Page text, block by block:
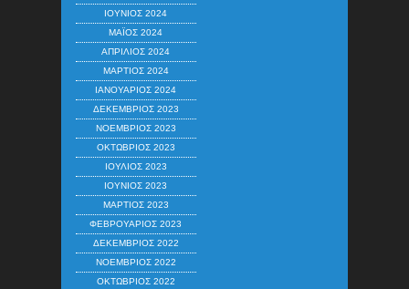
ΙΟΎΝΙΟΣ 2024
ΜΆΙΟΣ 2024
ΑΠΡΊΛΙΟΣ 2024
ΜΆΡΤΙΟΣ 2024
ΙΑΝΟΥΆΡΙΟΣ 2024
ΔΕΚΈΜΒΡΙΟΣ 2023
ΝΟΈΜΒΡΙΟΣ 2023
ΟΚΤΏΒΡΙΟΣ 2023
ΙΟΎΛΙΟΣ 2023
ΙΟΎΝΙΟΣ 2023
ΜΆΡΤΙΟΣ 2023
ΦΕΒΡΟΥΆΡΙΟΣ 2023
ΔΕΚΈΜΒΡΙΟΣ 2022
ΝΟΈΜΒΡΙΟΣ 2022
ΟΚΤΏΒΡΙΟΣ 2022